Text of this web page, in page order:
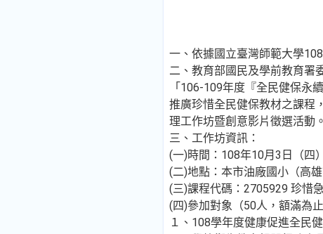
一、依據國立臺灣師範大學
二、教育部國民及學前教育署
「106-109年度『全民健保永
推廣珍惜全民健保教材之課程
理工作坊暨創意影片徵選活動。
三、工作坊資訊：
(一)時間：108年10月3日（四
(二)地點：本市油廠國小（高
(三)課程代碼：2705929 珍惜
(四)參加對象（50人，額滿為止
１、108學年度健康促進全民